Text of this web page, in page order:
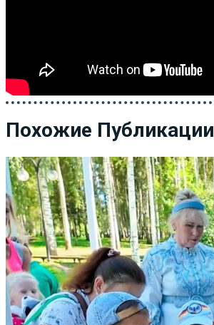
Похожие Публикации